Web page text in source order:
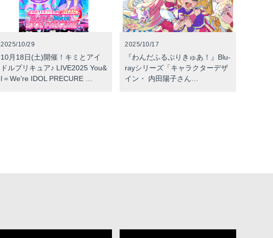
2025/10/29
10月18日(土)開催！キミとアイ
ドルプリキュア♪ LIVE2025 You&
I＝We're IDOL PRECURE …
2025/10/17
『わんだふるぷりきゅあ！』Blu-
rayシリーズ「キャラクターデザ
イン・ 内田陽子さん…